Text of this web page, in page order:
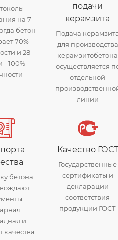
на 7
бетон
70%
и 28
- 100%
подачи
керамзита
Подача
для производства
керамзитобетона
осуществляется
отдельной
линии
бетона
и
качества
Качество ГОСТ
Государственные
сертификаты и
декларации
соответствия
продукции ГОСТ